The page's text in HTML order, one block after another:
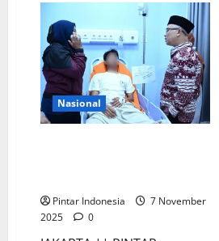
Unesa
Mahasiswa
Ikuti
Bright
Camp
2025,
Ini
Keseruannya
Nasional
Pintar Indonesia
7 November
2025
0